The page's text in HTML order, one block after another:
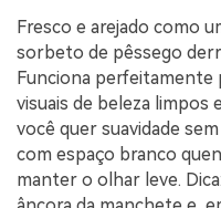
Fresco e arejado como
sorbeto de pêssego
Funciona perfeitamente
visuais de beleza limpos
você quer suavidade
com espaço branco
manter o olhar leve.